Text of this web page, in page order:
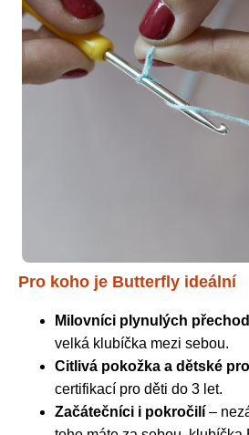
Pro koho je Butterfly ideální
Milovníci plynulých
velká klubíčka mezi sebou.
Citlivá pokožka a dětské
certifikací pro děti do 3 let.
Začátečníci i pokročilí –